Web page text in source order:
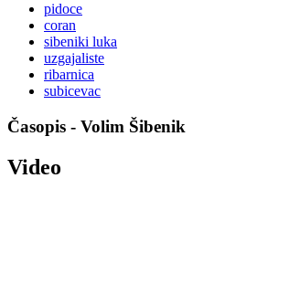
pidoce
coran
sibeniki luka
uzgajaliste
ribarnica
subicevac
Časopis - Volim Šibenik
Video